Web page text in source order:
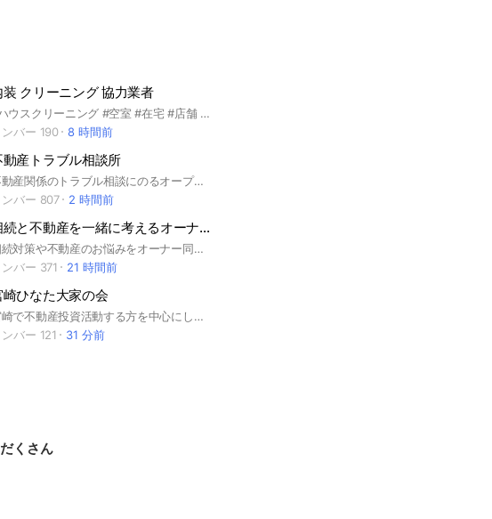
装 クリーニング 協力業者
#ハウスクリーニング #空室 #在宅 #店舗 #マンション #内装業 #クロス #床 #雑工事 #リフォーム #全国 #エアコン #水回り
ンバー 190
8 時間前
動産トラブル相談所
不動産関係のトラブル相談にのるオープンチャットです。賃貸や売買、大家さんも気軽に相談してくだい。 回答するのは不動産関係者です。
ンバー 807
2 時間前
相続と不動産を一緒に考えるオーナーの会
相続対策や不動産のお悩みをオーナー同士で情報共有することで賢く解決しましょう。#不動産#投資＃相続＃オーナー#お悩み解決
ンバー 371
21 時間前
崎ひなた大家の会
宮崎で不動産投資活動する方を中心にしたオープンチャットになります。大黒天大家プレゼンツ。情報発信、勉強会等企画していきます。
ンバー 121
31 分前
くさん